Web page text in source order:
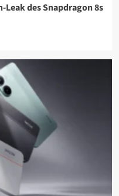
Leak des Snapdragon 8s